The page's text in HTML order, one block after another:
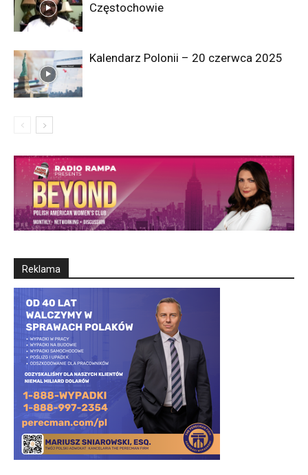
Częstochowie
Kalendarz Polonii – 20 czerwca 2025
Reklama